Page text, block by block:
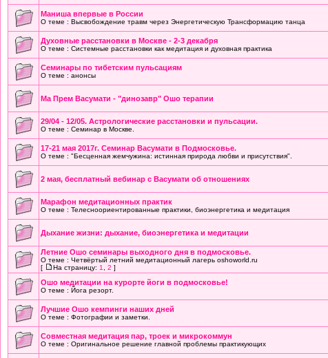
Маниша впервые в России
О теме : Высвобождение травм через Энергетическую Трансформацию танца
Духовные расстановки в Москве - 2-3 декабря
О теме : Системные расстановки как медитация и духовная практика
Семинары по тибетским пульсациям
О теме : анонсы
Ма Прем Васумати - "динозавр" Ошо терапии
29/04 - 12/05. Астрологические расстановки и пульсации.
О теме : Семинар в Москве.
17-21 мая 2017г. Семинар Васумати в Подмосковье.
О теме : "Бесценная жемчужина: истинная природа любви и присутствия".
2 мая, бесплатный вебинар с Васумати об отношениях
Марафон медитационных практик
О теме : Телесноориентированные практики, биоэнергетика и медитация
Дыхание жизни: дыхание, биоэнергетика и медитации
Летние Ошо семинары выходного дня в подмосковье.
О теме : Четвёртый летний медитационный лагерь oshoworld.ru
[
На страницу: 1 2 ]
Ошо медитации на курорте йоги в подмосковье!
О теме : Йога резорт.
Лучшие Ошо кемпинги наших дней
О теме : Фотографии и заметки.
Совместная медитация пар, троек и микрокоммун
О теме : Оригинальное решение главной проблемы практикующих